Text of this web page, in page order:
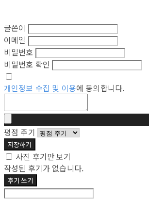
글쓴이
이메일
비밀번호
비밀번호 확인
개인정보 수집 및 이용에 동의합니다.
평점 주기
저장하기
사진 후기만 보기
작성된 후기가 없습니다.
후기 쓰기